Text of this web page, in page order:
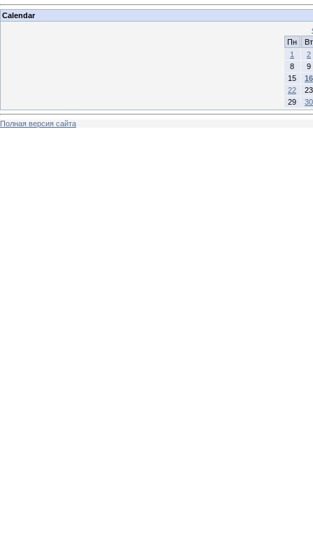
Calendar
Пн
Вт
1
2
8
9
15
16
22
23
29
30
Полная версия сайта